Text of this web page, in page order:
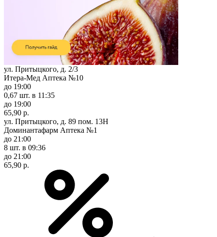
ул. Притыцкого, д. 2/3
Итера-Мед Аптека №10
до 19:00
0,67 шт. в 11:35
до 19:00
65,90 р.
ул. Притыцкого, д. 89 пом. 13Н
Доминантафарм Аптека №1
до 21:00
8 шт. в 09:36
до 21:00
65,90 р.